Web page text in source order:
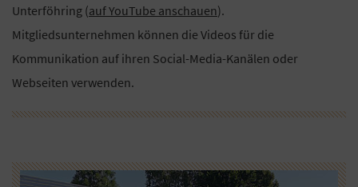
Unterföhring (auf YouTube anschauen).
Mitgliedsunternehmen können die Videos für die
Kommunikation auf ihren Social-Media-Kanälen oder
Webseiten verwenden.